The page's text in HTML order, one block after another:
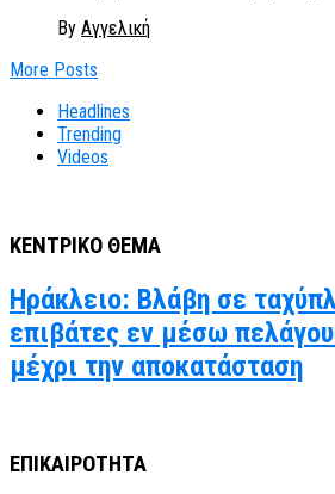
By Αγγελική
More Posts
Headlines
Trending
Videos
ΚΕΝΤΡΙΚΟ ΘΕΜΑ
Ηράκλειο: Βλάβη σε
επιβάτες εν μέσω
μέχρι την αποκατάσταση
ΕΠΙΚΑΙΡΟΤΗΤΑ